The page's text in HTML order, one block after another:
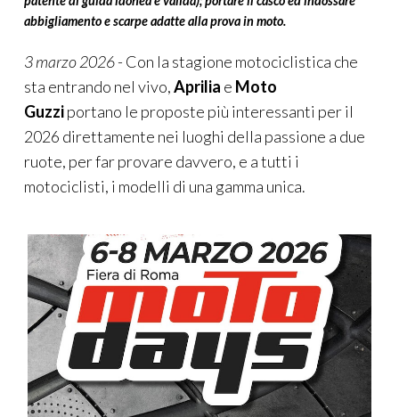
abbigliamento e scarpe adatte alla prova in moto.
3 marzo 2026 - Con la stagione motociclistica che
sta entrando nel vivo,
Aprilia
Moto
Guzzi portano le proposte più interessanti per il
2026 direttamente nei luoghi della passione a due
ruote, per far provare davvero, e a tutti i
motociclisti, i modelli di una gamma unica.